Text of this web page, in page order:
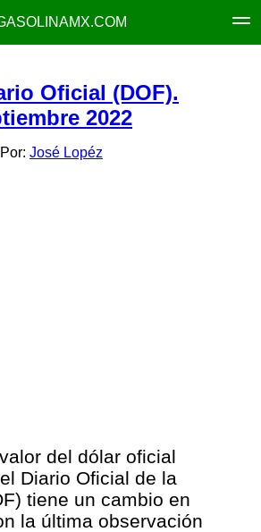
Oficial (DOF).
2022
Por: José Lopéz
del dólar oficial
Diario Oficial de la
tiene un cambio en
la última observación